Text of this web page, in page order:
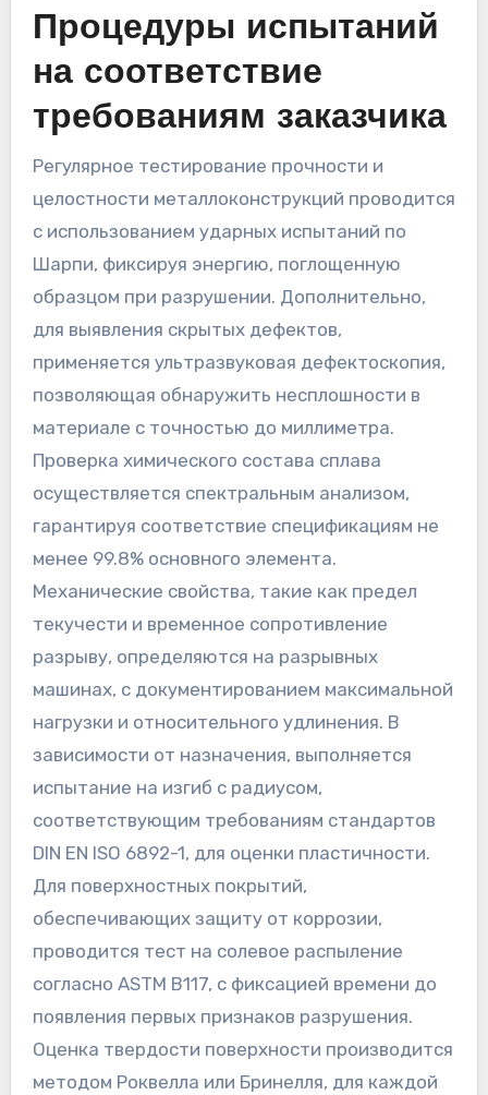
Процедуры испытаний
на соответствие
требованиям заказчика
Регулярное тестирование прочности и
целостности металлоконструкций проводится
с использованием ударных испытаний по
Шарпи, фиксируя энергию, поглощенную
образцом при разрушении. Дополнительно,
для выявления скрытых дефектов,
применяется ультразвуковая дефектоскопия,
позволяющая обнаружить несплошности в
материале с точностью до миллиметра.
Проверка химического состава сплава
осуществляется спектральным анализом,
гарантируя соответствие спецификациям не
менее 99.8% основного элемента.
Механические свойства, такие как предел
текучести и временное сопротивление
разрыву, определяются на разрывных
машинах, с документированием максимальной
нагрузки и относительного удлинения. В
зависимости от назначения, выполняется
испытание на изгиб с радиусом,
соответствующим требованиям стандартов
DIN EN ISO 6892-1, для оценки пластичности.
Для поверхностных покрытий,
обеспечивающих защиту от коррозии,
проводится тест на солевое распыление
согласно ASTM B117, с фиксацией времени до
появления первых признаков разрушения.
Оценка твердости поверхности производится
методом Роквелла или Бринелля, для каждой